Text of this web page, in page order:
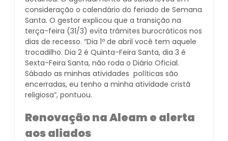
consideração o calendário do feriado de Semana
Santa. O gestor explicou que a transição na
terça-feira (31/3) evita trâmites burocráticos nos
dias de recesso. “Dia 1º de abril você tem aquele
trocadilho. Dia 2 é Quinta-Feira Santa, dia 3 é
Sexta-Feira Santa, não roda o Diário Oficial.
Sábado as minhas atividades políticas são
encerradas, eu tenho a minha atividade cristã
religiosa”, pontuou.
Renovação na Aleam e alerta
aos aliados